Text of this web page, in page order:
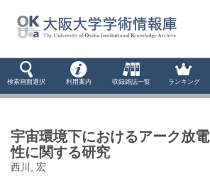
検索画面選択 利用案内 収録雑誌一覧 ランキング
宇宙環境下におけるアーク放
性に関する研究
西川, 宏